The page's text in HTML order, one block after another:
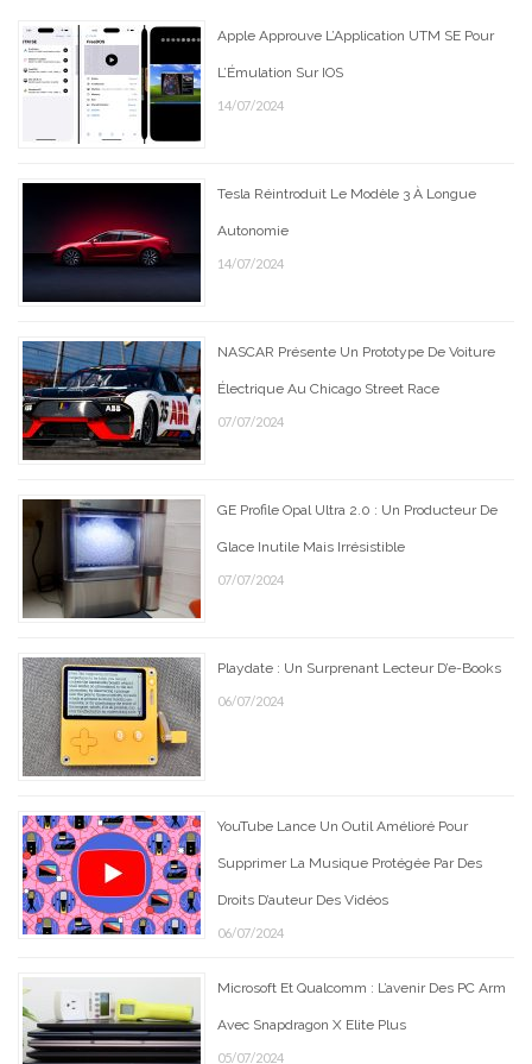
Apple Approuve L’Application UTM SE Pour
L’Émulation Sur IOS
14/07/2024
Tesla Réintroduit Le Modèle 3 À Longue
Autonomie
14/07/2024
NASCAR Présente Un Prototype De Voiture
Électrique Au Chicago Street Race
07/07/2024
GE Profile Opal Ultra 2.0 : Un Producteur De
Glace Inutile Mais Irrésistible
07/07/2024
Playdate : Un Surprenant Lecteur D’e-Books
06/07/2024
YouTube Lance Un Outil Amélioré Pour
Supprimer La Musique Protégée Par Des
Droits D’auteur Des Vidéos
06/07/2024
Microsoft Et Qualcomm : L’avenir Des PC Arm
Avec Snapdragon X Elite Plus
05/07/2024